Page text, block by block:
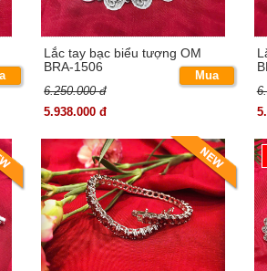
Bạc SQB
XẢO của Bạc SQB
phẩm ::https://bit.ly/2u0Y1kO
vì lý do sản phẩm vô cùng độc lạ
Lắc tay bạc biểu tượng OM
BRA-1506
6.250.000 đ
5.938.000 đ
Mua
ngay